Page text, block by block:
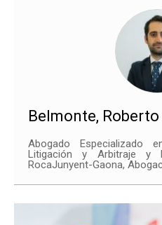
Belmonte, Roberto
Abogado Especializado
Litigación y Arbitraje y
RocaJunyent-Gaona,